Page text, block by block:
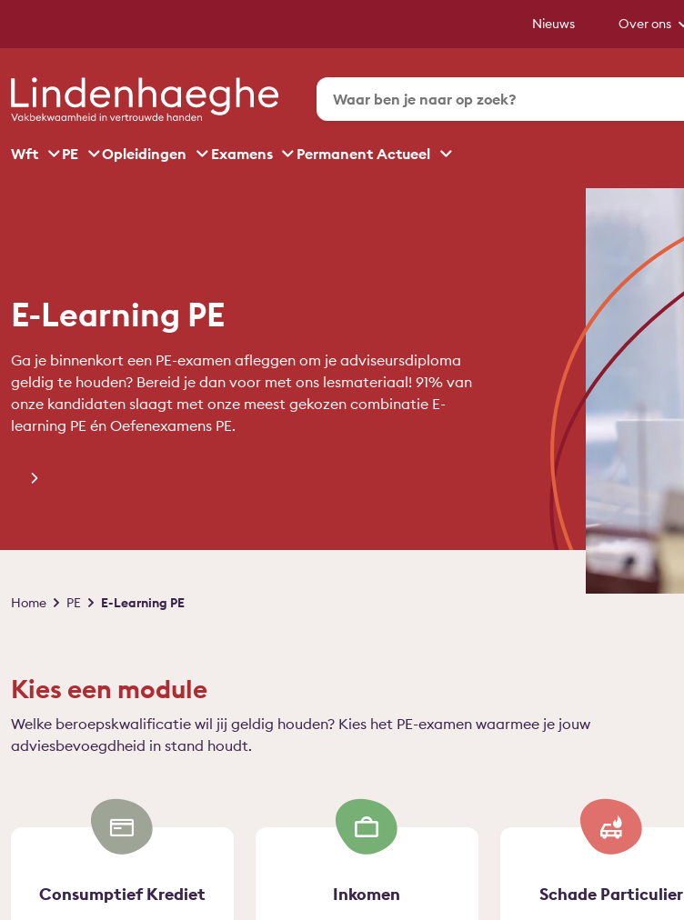
Nieuws Over ons
Wft PE Opleidingen Examens Permanent Actueel
E-Learning PE
Ga je binnenkort een PE-examen afleggen om je adviseursdiploma
geldig te houden? Bereid je dan voor met ons lesmateriaal! 91% van
onze kandidaten slaagt met onze meest gekozen combinatie E-
learning PE én Oefenexamens PE.
Kruimelpad
Home PE E-Learning PE
Kies een module
Welke beroepskwalificatie wil jij geldig houden? Kies het PE-examen waarmee je jouw
adviesbevoegdheid in stand houdt.
Consumptief Krediet Inkomen Schade Particulier